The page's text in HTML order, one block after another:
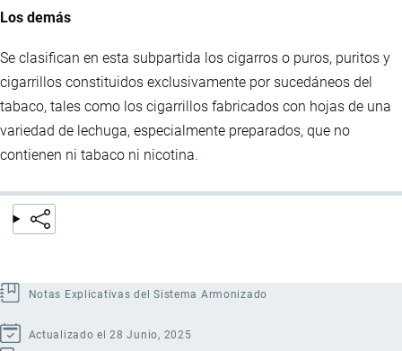
Los demás
Se clasifican en esta subpartida los cigarros o puros, puritos y
cigarrillos constituidos exclusivamente por sucedáneos del
tabaco, tales como los cigarrillos fabricados con hojas de una
variedad de lechuga, especialmente preparados, que no
contienen ni tabaco ni nicotina.
Notas Explicativas del Sistema Armonizado
Actualizado el 28 Junio, 2025